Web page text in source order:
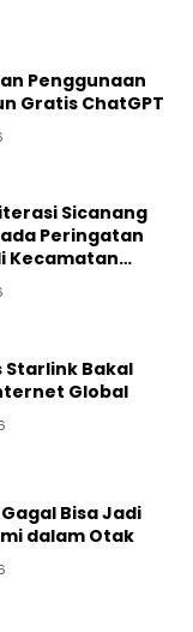
Penggunaan
Gratis ChatGPT
Sicanang
Peringatan
Kecamatan
Starlink Bakal
Global
Bisa Jadi
dalam Otak